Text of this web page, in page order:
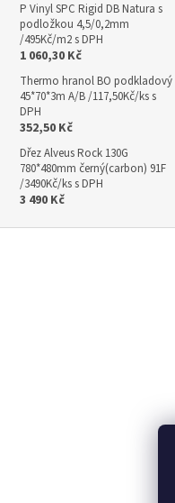
P Vinyl SPC Rigid DB Natura s
podložkou 4,5/0,2mm
/495Kč/m2 s DPH
1 060,30 Kč
Thermo hranol BO podkladový
45*70*3m A/B /117,50Kč/ks s
DPH
352,50 Kč
Dřez Alveus Rock 130G
780*480mm černý(carbon) 91F
/3490Kč/ks s DPH
3 490 Kč